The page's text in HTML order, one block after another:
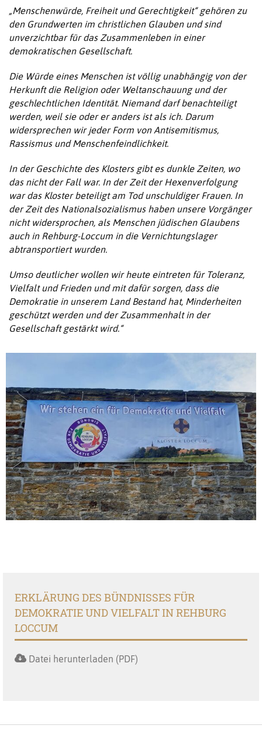
„Menschenwürde, Freiheit und Gerechtigkeit“ gehören zu
den Grundwerten im christlichen Glauben und sind
unverzichtbar für das Zusammenleben in einer
demokratischen Gesellschaft.
Die Würde eines Menschen ist völlig unabhängig von der
Herkunft die Religion oder Weltanschauung und der
geschlechtlichen Identität. Niemand darf benachteiligt
werden, weil sie oder er anders ist als ich. Darum
widersprechen wir jeder Form von Antisemitismus,
Rassismus und Menschenfeindlichkeit.
In der Geschichte des Klosters gibt es dunkle Zeiten, wo
das nicht der Fall war. In der Zeit der Hexenverfolgung
war das Kloster beteiligt am Tod unschuldiger Frauen. In
der Zeit des Nationalsozialismus haben unsere Vorgänger
nicht widersprochen, als Menschen jüdischen Glaubens
auch in Rehburg-Loccum in die Vernichtungslager
abtransportiert wurden.
Umso deutlicher wollen wir heute eintreten für Toleranz,
Vielfalt und Frieden und mit dafür sorgen, dass die
Demokratie in unserem Land Bestand hat, Minderheiten
geschützt werden und der Zusammenhalt in der
Gesellschaft gestärkt wird.“
ERKLÄRUNG DES BÜNDNISSES FÜR
DEMOKRATIE UND VIELFALT IN REHBURG
LOCCUM
Datei herunterladen (PDF)